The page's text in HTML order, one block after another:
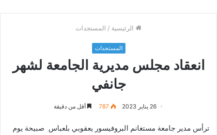
الرئيسية / المستجدات
المستجدات
انعقاد مجلس مديرية الجامعة لشهر
جانفي
26 يناير 2023 787 أقل من دقيقة
ترأس مدير جامعة مستغانم البروفيسور يعقوبي بلعباس صبيحة يوم